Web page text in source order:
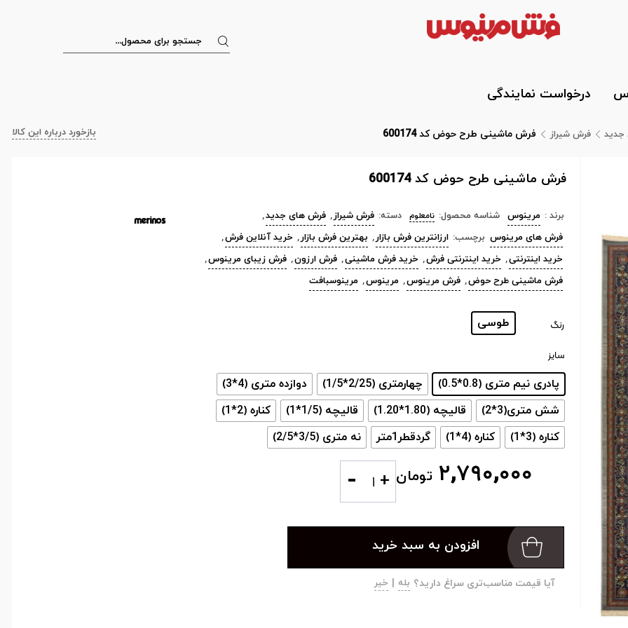
درخواست نمایندگی
فرش شیراز فرش ماشینی طرح حوض کد 600174 بازخورد درباره این کالا
فرش ماشینی طرح حوض کد 600174
برند : مرینوس شناسه محصول: نامعلوم دسته: فرش شیراز, فرش های جدید,
فرش های مرینوس برچسب: ارزانترین فرش بازار, بهترین فرش بازار, خرید آنلاین فرش,
خرید اینترنتی, خرید اینترنتی فرش, خرید فرش ماشینی, فرش ارزون, فرش زیبای مرینوس,
فرش ماشینی طرح حوض, فرش مرینوس, مرینوس, مرینوسبافت
رنگ طوسی
سایز
پادری نیم متری (0.8*0.5) چهارمتری (2/25*1/5)
دوازده متری (4*3)
شش متری(3*2)
قالیچه (1.80*1.20) قالیچه (1/5*1)
کناره (2*1)
کناره (3*1)
کناره (4*1) گردقطر1متر نه متری (3/5*2/5)
۲,۷۹۰,۰۰۰ تومان - +
افزودن به سبد خرید
آیا قیمت مناسب‌تری سراغ دارید؟ بله خیر